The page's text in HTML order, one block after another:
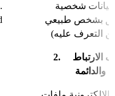
شخصية
بشخص طبيعي
2. ملفات تعريف الارتباط
والدائمة